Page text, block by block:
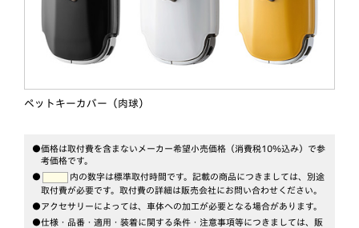
ペットキーカバー（肉球）
●価格は取付費を含まないメーカー希望小売価格（消費税10％込み）で参
考価格です。
●
内の数字は標準取付時間です。記載の商品につきましては、別途
取付費が必要です。 取付費の詳細は販売会社にお問い合わせください。
●アクセサリーによっては、車体への加工が必要となる場合があります。
●仕様・品番・適用・装着に関する条件・注意事項等につきましては、販